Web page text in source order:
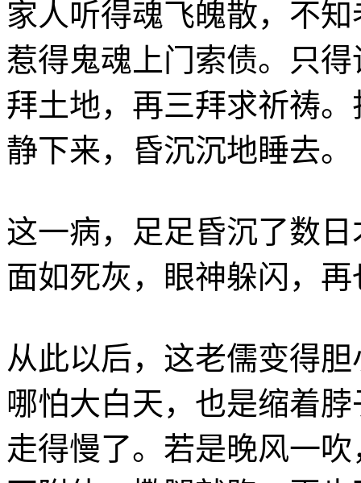
家人听得魂飞魄散，不
惹得鬼魂上门索债。只
拜土地，再三拜求祈祷
静下来，昏沉沉地睡去。
这一病，足足昏沉了数
面如死灰，眼神躲闪，
从此以后，这老儒变得
哪怕大白天，也是缩着
走得慢了。若是晚风一